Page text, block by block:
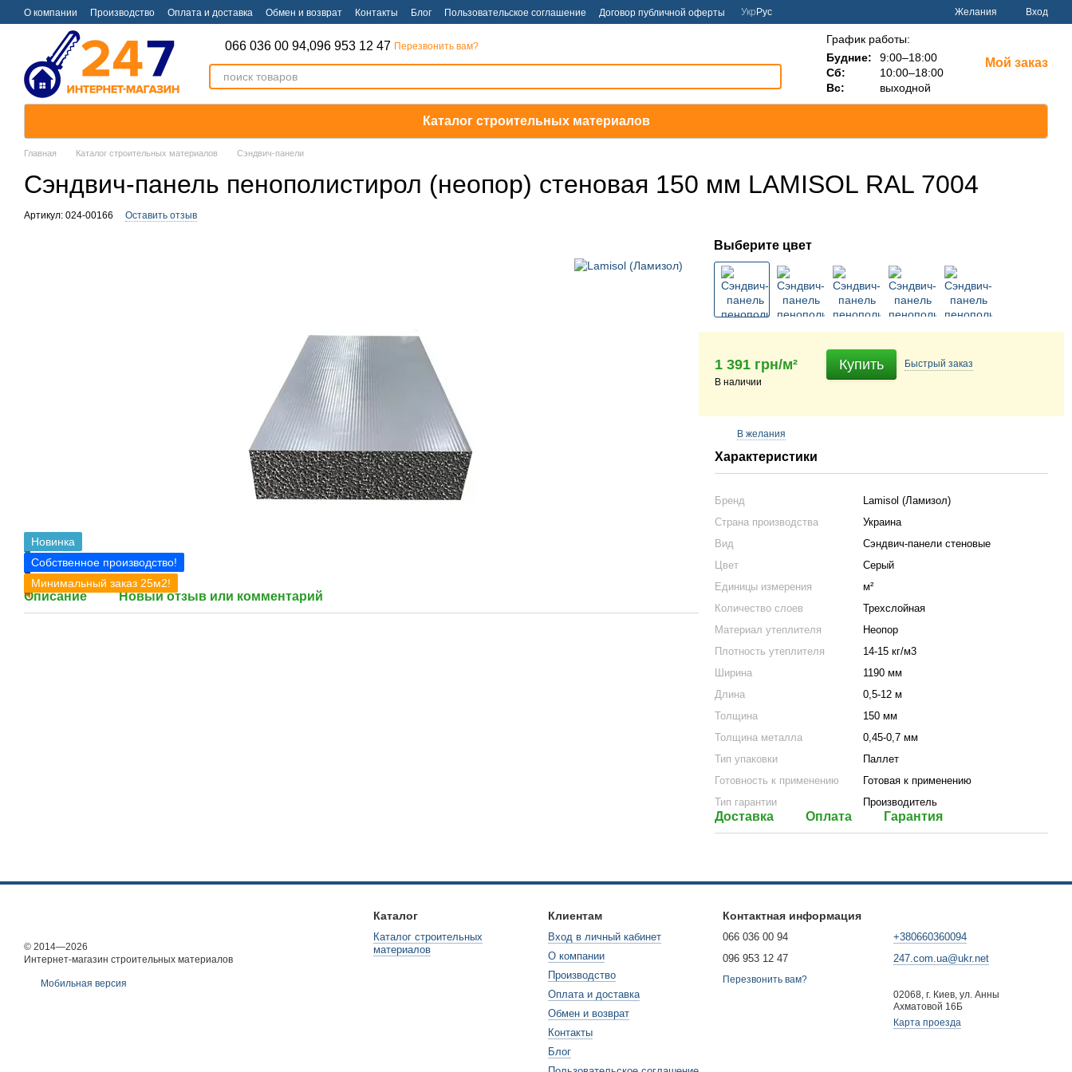
Перейти к основному контенту
О компании Производство Оплата и доставка Обмен и возврат Контакты Блог Пользовательское соглашение Договор публичной оферты Укр Рус Желания Вход
066 036 00 94,096 953 12 47 Перезвонить вам?
График работы:
Будние:
9:00–18:00
Сб:
10:00–18:00
Вс:
выходной
Мой заказ
Каталог строительных материалов
Главная Каталог строительных материалов Сэндвич-панели
Сэндвич-панель пенополистирол (неопор) стеновая 150 мм LAMISOL RAL 7004
Артикул: 024-00166 Оставить отзыв
Новинка
Собственное производство!
Минимальный заказ 25м2!
Описание Новый отзыв или комментарий
Выберите цвет
1 391 грн/м²
В наличии
Купить Быстрый заказ
В желания
Характеристики
Бренд
Lamisol (Ламизол)
Страна производства
Украина
Вид
Сэндвич-панели стеновые
Цвет
Серый
Единицы измерения
м²
Количество слоев
Трехслойная
Материал утеплителя
Неопор
Плотность утеплителя
14-15 кг/м3
Ширина
1190 мм
Длина
0,5-12 м
Толщина
150 мм
Толщина металла
0,45-0,7 мм
Тип упаковки
Паллет
Готовность к применению
Готовая к применению
Тип гарантии
Производитель
Доставка Оплата Гарантия
© 2014—2026
Интернет-магазин строительных материалов
Мобильная версия
Каталог
Каталог строительных
материалов
Клиентам
Вход в личный кабинет
О компании
Производство
Оплата и доставка
Обмен и возврат
Контакты
Блог
Контактная информация
066 036 00 94
096 953 12 47
Перезвонить вам?
+380660360094
247.com.ua@ukr.net
02068, г. Киев, ул. Анны
Ахматовой 16Б
Карта проезда